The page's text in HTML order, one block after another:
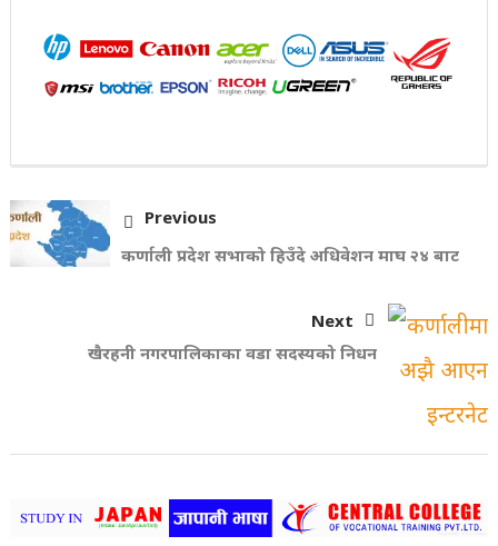
Previous
कर्णाली प्रदेश सभाको हिउँदे अधिवेशन माघ २४ बाट
Next
खैरहनी नगरपालिकाका वडा सदस्यको निधन